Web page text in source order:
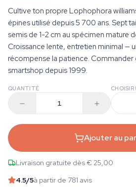
Cultive ton propre Lophophora
épines utilisé depuis 5 700 ans. Sept
semis de 1-2 cm au spécimen mature
Croissance lente, entretien minimal —
récompense la patience. Commander
smartshop depuis 1999.
QUANTITÉ CHOISIR
Ajouter au
Livraison gratuite dès € 25,00
4.5/5à partir de 781 avis